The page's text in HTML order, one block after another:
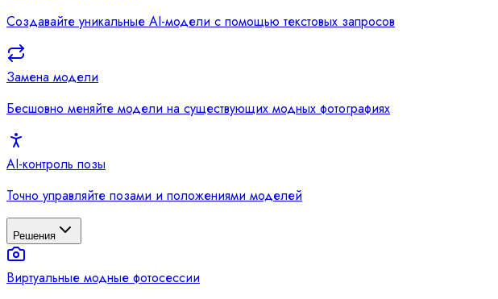
Создавайте уникальные AI-модели с помощью текстовых запросов
Замена модели
Бесшовно меняйте модели на существующих модных фотографиях
AI-контроль позы
Точно управляйте позами и положениями моделей
Решения
Виртуальные модные фотосессии